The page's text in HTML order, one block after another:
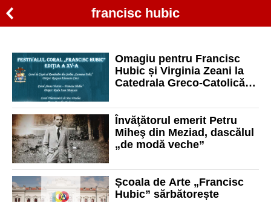
francisc hubic
Omagiu pentru Francisc
Hubic și Virginia Zeani la
Catedrala Greco-Catolică
Învăţătorul emerit Petru
Miheş din Meziad, dascălul
„de modă veche”
Școala de Arte „Francisc
Hubic” sărbătorește